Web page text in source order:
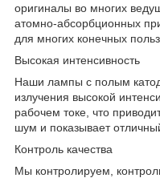
оригиналы во многих
атомно-абсорбционных
для многих конечных
Высокая интенсивность
Наши лампы с полым
излучения высокой
рабочем токе, что
шум и показывает
Контроль качества
Мы контролируем,